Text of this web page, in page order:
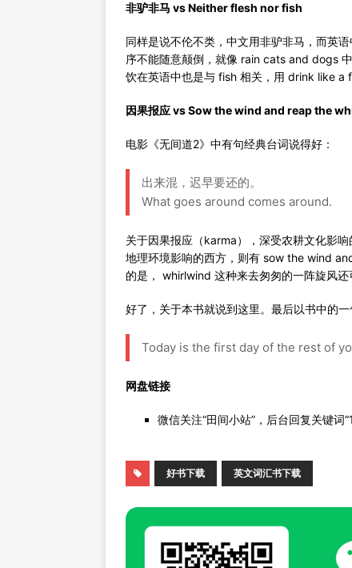
非驴非马 vs Neither flesh nor fish
同样是说不伦不类，中文用非驴非马，而英
序不能随意颠倒，就像 rain cats and dogs
饮在英语中也是与 fish 相关，用 drink like a
因果报应 vs Sow the wind and reap the
电影《无间道2》中有句经典台词说得好：
出来混，迟早要还的。
What goes around comes around.
关于因果报应（karma），深受农耕文化影
地理环境影响的西方，则有 sow the wind
的是， whirlwind 这种来去匆匆的一阵旋风
好了，关于本书就说到这里。最后以书中的一
Today is the first day of the rest of
网盘链接
微信关注“田间小站”，后台回复关键词
好书下载 英文词汇书下载